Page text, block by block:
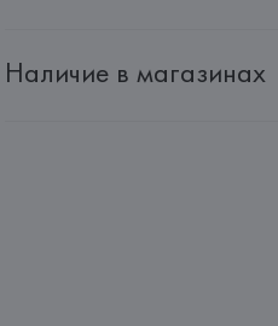
Адрес: Республика Беларусь,
Наличие в магазинах